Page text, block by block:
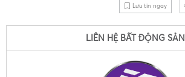
Lưu tin ngay
LIÊN HỆ BẤT ĐỘNG SẢN